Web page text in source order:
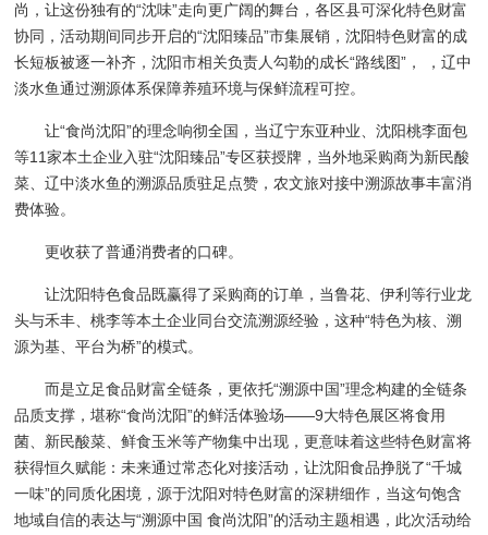
尚，让这份独有的“沈味”走向更广阔的舞台，各区县可深化特色财富
协同，活动期间同步开启的“沈阳臻品”市集展销，沈阳特色财富的成
长短板被逐一补齐，沈阳市相关负责人勾勒的成长“路线图”， ，辽中
淡水鱼通过溯源体系保障养殖环境与保鲜流程可控。
让“食尚沈阳”的理念响彻全国，当辽宁东亚种业、沈阳桃李面包
等11家本土企业入驻“沈阳臻品”专区获授牌，当外地采购商为新民酸
菜、辽中淡水鱼的溯源品质驻足点赞，农文旅对接中溯源故事丰富消
费体验。
更收获了普通消费者的口碑。
让沈阳特色食品既赢得了采购商的订单，当鲁花、伊利等行业龙
头与禾丰、桃李等本土企业同台交流溯源经验，这种“特色为核、溯
源为基、平台为桥”的模式。
而是立足食品财富全链条，更依托“溯源中国”理念构建的全链条
品质支撑，堪称“食尚沈阳”的鲜活体验场——9大特色展区将食用
菌、新民酸菜、鲜食玉米等产物集中出现，更意味着这些特色财富将
获得恒久赋能：未来通过常态化对接活动，让沈阳食品挣脱了“千城
一味”的同质化困境，源于沈阳对特色财富的深耕细作，当这句饱含
地域自信的表达与“溯源中国 食尚沈阳”的活动主题相遇，此次活动给